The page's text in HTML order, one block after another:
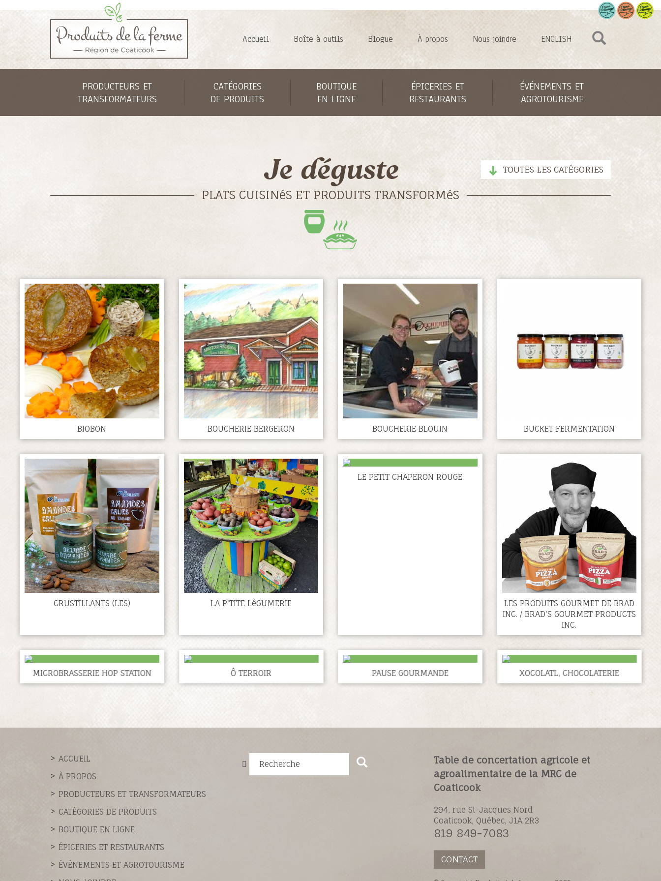
Accueil Boîte à outils Blogue À propos Nous joindre ENGLISH
PRODUCTEURS ET
TRANSFORMATEURS
CATÉGORIES
DE PRODUITS
BOUTIQUE
EN LIGNE
ÉPICERIES ET
RESTAURANTS
ÉVÉNEMENTS ET
AGROTOURISME
Je déguste
PLATS CUISINéS ET PRODUITS TRANSFORMéS
TOUTES LES CATÉGORIES
BIOBON BOUCHERIE BERGERON BOUCHERIE BLOUIN BUCKET FERMENTATION
CRUSTILLANTS (LES) LA P'TITE LéGUMERIE
LE PETIT CHAPERON ROUGE
LES PRODUITS GOURMET DE BRAD
INC. / BRAD'S GOURMET PRODUCTS
INC.
MICROBRASSERIE HOP STATION Ô TERROIR PAUSE GOURMANDE XOCOLATL, CHOCOLATERIE
ACCUEIL
À PROPOS
PRODUCTEURS ET TRANSFORMATEURS
CATÉGORIES DE PRODUITS
BOUTIQUE EN LIGNE
ÉPICERIES ET RESTAURANTS
ÉVÉNEMENTS ET AGROTOURISME
Recherche
Table de concertation agricole et
agroalimentaire de la MRC de
Coaticook
294, rue St-Jacques Nord
Coaticook, Québec, J1A 2R3
819 849-7083
CONTACT